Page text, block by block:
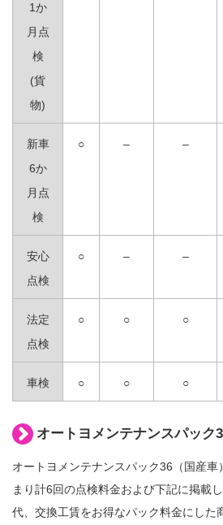
1か
月点
検
(貨
物)
新車
6か
月点
検
○ – –
安心
点検
○ – –
法定
点検
○ ○ ○
車検 ○ ○ ○
オートヨメンテナンスパック
オートヨメンテナンスパック36（国産
まり計6回の点検料金および下記に掲載
代、交換工賃をお得なパック料金にした